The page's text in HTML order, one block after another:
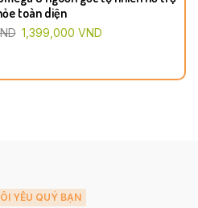
toàn diện
1,399,000 VND
YÊU QUÝ BẠN